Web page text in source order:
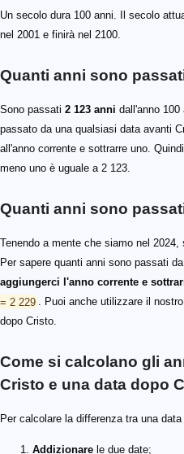
Un secolo dura 100 anni. Il secolo
nel 2001 e finirà nel 2100.
Quanti anni sono
Sono passati 2 123 anni dall'anno
passato da una qualsiasi data avanti
all'anno corrente e sottrarre uno.
meno uno è uguale a 2 123.
Quanti anni sono
Tenendo a mente che siamo nel
Per sapere quanti anni sono passati
aggiungerci l'anno corrente e
= 2 229 . Puoi anche utilizzare il
dopo Cristo.
Come si calcolano gli
Cristo e una data dopo
Per calcolare la differenza tra una
Addizionare le due date;